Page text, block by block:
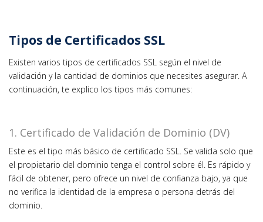
Tipos de Certificados SSL
Existen varios tipos de certificados SSL según el nivel de
validación y la cantidad de dominios que necesites asegurar. A
continuación, te explico los tipos más comunes:
1. Certificado de Validación de Dominio (DV)
Este es el tipo más básico de certificado SSL. Se valida solo que
el propietario del dominio tenga el control sobre él. Es rápido y
fácil de obtener, pero ofrece un nivel de confianza bajo, ya que
no verifica la identidad de la empresa o persona detrás del
dominio.